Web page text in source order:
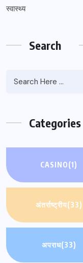
स्वास्थ्य
Search
Categories
CASINO(1)
अंतर्राष्ट्रीय(33)
अपराध(33)